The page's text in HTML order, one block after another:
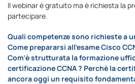
Il webinar è gratuito ma è richiesta la
partecipare.
Quali competenze sono richieste a
Come prepararsi all’esame Cisco
Com’è strutturata la formazione
certificazione CCNA ? Perchè la
ancora oggi un requisito